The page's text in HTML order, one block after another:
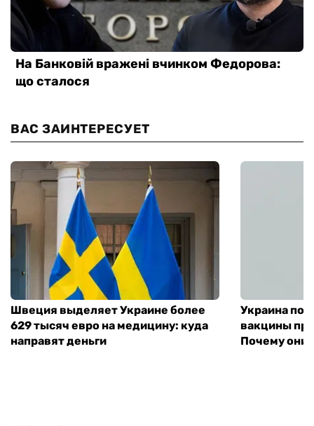
ВАС ЗАИНТЕРЕСУЕТ
Швеция выделяет Украине более
629 тысяч евро на медицину: куда
направят деньги
Украина
вакцины
Почему они